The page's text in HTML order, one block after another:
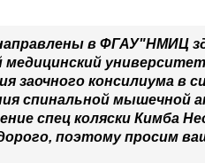
в ФГАУ"НМИЦ
заочного консилиума в
спинальной мышечной
спец коляски Кимба
поэтому просим